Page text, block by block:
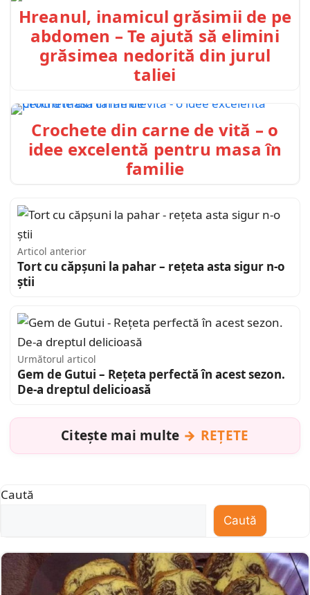
Hreanul, inamicul grăsimii de pe
abdomen – Te ajută să elimini
grăsimea nedorită din jurul
taliei
Crochete din carne de vită – o
idee excelentă pentru masa în
familie
Articol anterior
Tort cu căpșuni la pahar – rețeta asta sigur n-o
știi
Următorul articol
Gem de Gutui – Rețeta perfectă în acest sezon.
De-a dreptul delicioasă
Citește mai multe REȚETE
Caută
Caută